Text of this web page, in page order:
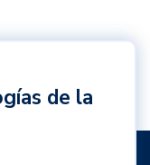
de la